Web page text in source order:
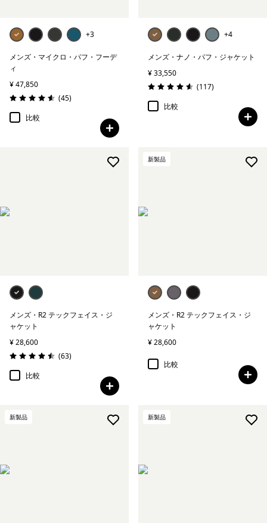
+3
メンズ・マイクロ・パフ・フーデ
ィ
¥ 47,850
評価: 4.6 / 5
(45レビュー
)
比較
+4
メンズ・ナノ・パフ・ジャケット
¥ 33,550
評価: 4.6 / 5
(117レビュー
)
比較
メンズ・R2 テックフェイス・ジ
ャケット
¥ 28,600
評価: 4.5 / 5
(63レビュー
)
比較
新製品
メンズ・R2 テックフェイス・ジ
ャケット
¥ 28,600
比較
新製品 新製品